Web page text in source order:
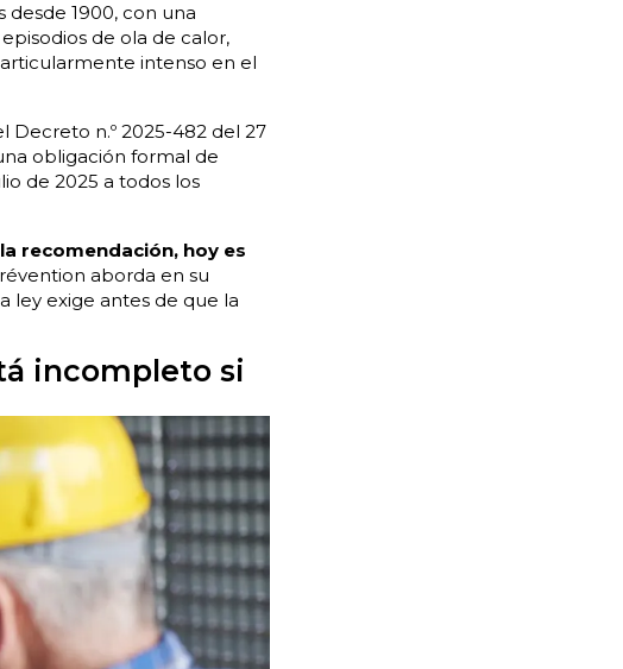
desde 1900, con una
de ola de calor,
intenso en el
Decreto n.º 2025-482 del 27
obligación formal de
de 2025 a todos los
recomendación, hoy es
aborda en su
ley exige antes de que la
incompleto si